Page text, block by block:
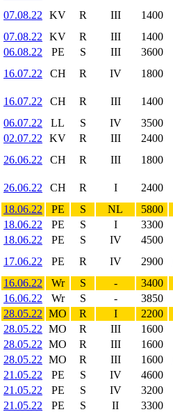
07.08.22
KV R III 1400
07.08.22
KV R III 1400
06.08.22
PE S III 3600
16.07.22
CH R IV 1800
16.07.22 CH R III 1400
06.07.22
LL S IV 3500
02.07.22
KV R III 2400
26.06.22
CH R III 1800
26.06.22 CH R I 2400
18.06.22
PE S NL 5800
18.06.22
PE S I 3300
18.06.22
PE S IV 4500
17.06.22
PE R IV 2900
16.06.22
Wr S - 3400
16.06.22
Wr S - 3850
28.05.22 MO R I 2200
28.05.22 MO R III 1600
28.05.22 MO R III 1600
28.05.22 MO R III 1600
21.05.22
PE S IV 4600
21.05.22
PE S IV 3200
21.05.22
PE S II 3300